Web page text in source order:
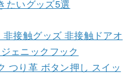
接触グッズ 非接触ドアオ
ェニックフック
つり革 ボタン押し スイッ